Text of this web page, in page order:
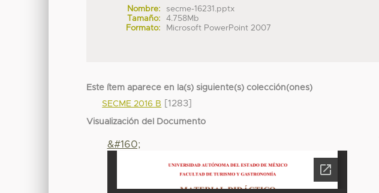
Nombre:
secme-16231.pptx
Tamaño:
4.758Mb
Formato:
Microsoft PowerPoint 2007
Este ítem aparece en la(s) siguiente(s) colección(ones)
SECME 2016 B
[1283]
Visualización del Documento
&#160;